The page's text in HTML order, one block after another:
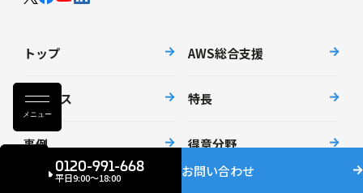
メニュー
トップ AWS総合支援
サービス 特長
事例 得意分野
0120-991-668
平日9:00〜18:00 お問い合わせ